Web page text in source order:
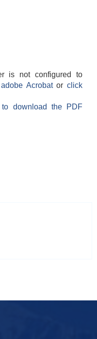
is not configured to
adobe Acrobatorclick
download the PDF